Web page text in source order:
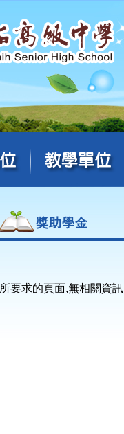
獎助學金
所要求的頁面,無相關資訊